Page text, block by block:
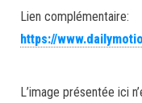
Lien complémentaire:
https://
L’image présentée ici